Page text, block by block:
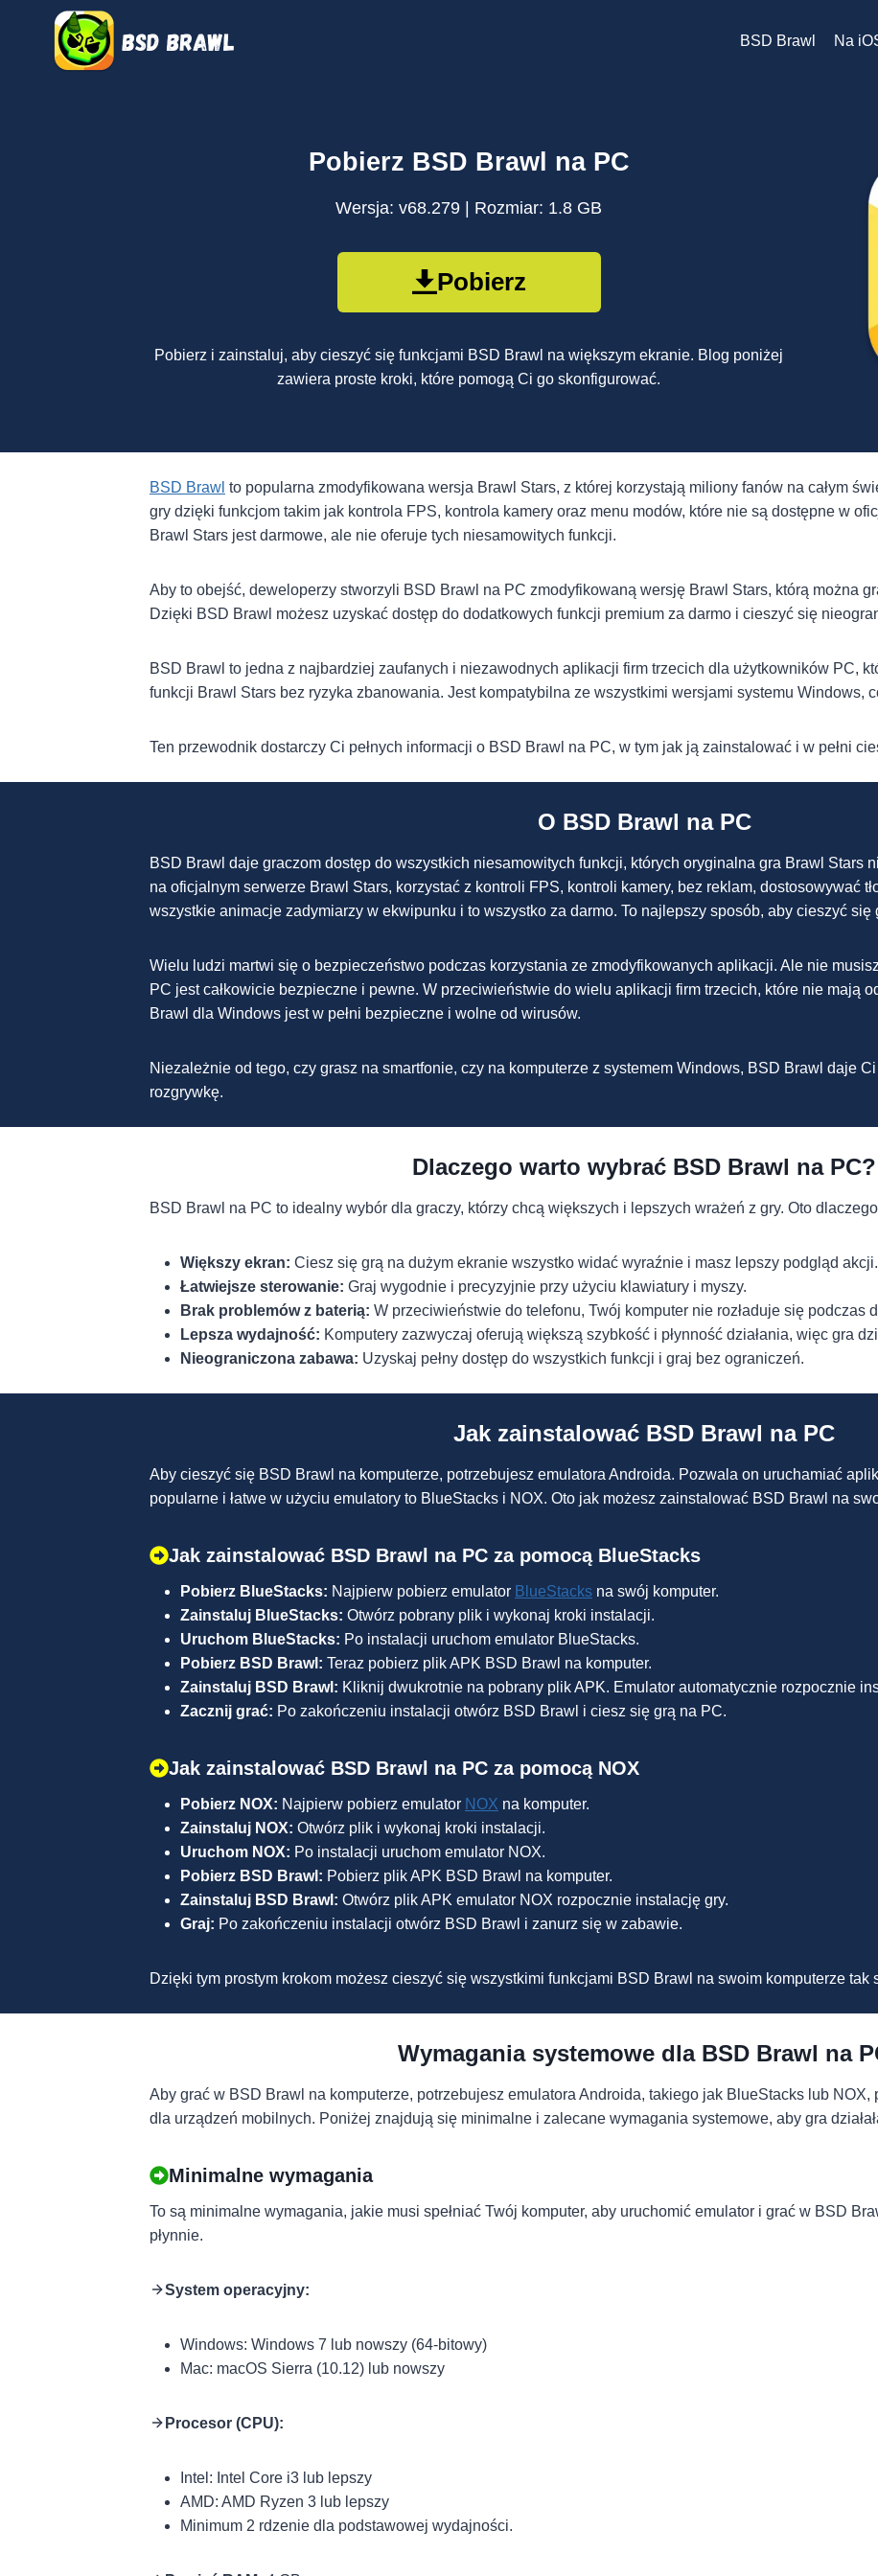
BSD Brawl Na
Pobierz BSD Brawl na PC
Wersja: v68.279 | Rozmiar: 1.8 GB
Pobierz
Pobierz i zainstaluj, aby cieszyć się funkcjami BSD Brawl na większym ekranie. Blog poniżej
zawiera proste kroki, które pomogą Ci go skonfigurować.
BSD Brawl to popularna zmodyfikowana wersja Brawl Stars, z której korzystają miliony fanów na całym
gry dzięki funkcjom takim jak kontrola FPS, kontrola kamery oraz menu modów, które nie są dostępne w
Brawl Stars jest darmowe, ale nie oferuje tych niesamowitych funkcji.
Aby to obejść, deweloperzy stworzyli BSD Brawl na PC zmodyfikowaną wersję Brawl Stars, którą można
Dzięki BSD Brawl możesz uzyskać dostęp do dodatkowych funkcji premium za darmo i cieszyć się
BSD Brawl to jedna z najbardziej zaufanych i niezawodnych aplikacji firm trzecich dla użytkowników PC,
funkcji Brawl Stars bez ryzyka zbanowania. Jest kompatybilna ze wszystkimi wersjami systemu Windows,
Ten przewodnik dostarczy Ci pełnych informacji o BSD Brawl na PC, w tym jak ją zainstalować i w pełni
O BSD Brawl na PC
BSD Brawl daje graczom dostęp do wszystkich niesamowitych funkcji, których oryginalna gra Brawl Stars
na oficjalnym serwerze Brawl Stars, korzystać z kontroli FPS, kontroli kamery, bez reklam, dostosowywać
wszystkie animacje zadymiarzy w ekwipunku i to wszystko za darmo. To najlepszy sposób, aby cieszyć się
Wielu ludzi martwi się o bezpieczeństwo podczas korzystania ze zmodyfikowanych aplikacji. Ale nie
PC jest całkowicie bezpieczne i pewne. W przeciwieństwie do wielu aplikacji firm trzecich, które nie mają
Brawl dla Windows jest w pełni bezpieczne i wolne od wirusów.
Niezależnie od tego, czy grasz na smartfonie, czy na komputerze z systemem Windows, BSD Brawl daje
rozgrywkę.
Dlaczego warto wybrać BSD Brawl na PC?
BSD Brawl na PC to idealny wybór dla graczy, którzy chcą większych i lepszych wrażeń z gry. Oto
Większy ekran: Ciesz się grą na dużym ekranie wszystko widać wyraźnie i masz lepszy podgląd akcji.
Łatwiejsze sterowanie: Graj wygodnie i precyzyjnie przy użyciu klawiatury i myszy.
Brak problemów z baterią: W przeciwieństwie do telefonu, Twój komputer nie rozładuje się podczas
Lepsza wydajność: Komputery zazwyczaj oferują większą szybkość i płynność działania, więc gra
Nieograniczona zabawa: Uzyskaj pełny dostęp do wszystkich funkcji i graj bez ograniczeń.
Jak zainstalować BSD Brawl na PC
Aby cieszyć się BSD Brawl na komputerze, potrzebujesz emulatora Androida. Pozwala on uruchamiać
popularne i łatwe w użyciu emulatory to BlueStacks i NOX. Oto jak możesz zainstalować BSD Brawl na
Jak zainstalować BSD Brawl na PC za pomocą BlueStacks
Pobierz BlueStacks: Najpierw pobierz emulator BlueStacks na swój komputer.
Zainstaluj BlueStacks: Otwórz pobrany plik i wykonaj kroki instalacji.
Uruchom BlueStacks: Po instalacji uruchom emulator BlueStacks.
Pobierz BSD Brawl: Teraz pobierz plik APK BSD Brawl na komputer.
Zainstaluj BSD Brawl: Kliknij dwukrotnie na pobrany plik APK. Emulator automatycznie rozpocznie
Zacznij grać: Po zakończeniu instalacji otwórz BSD Brawl i ciesz się grą na PC.
Jak zainstalować BSD Brawl na PC za pomocą NOX
Pobierz NOX: Najpierw pobierz emulator NOX na komputer.
Zainstaluj NOX: Otwórz plik i wykonaj kroki instalacji.
Uruchom NOX: Po instalacji uruchom emulator NOX.
Pobierz BSD Brawl: Pobierz plik APK BSD Brawl na komputer.
Zainstaluj BSD Brawl: Otwórz plik APK emulator NOX rozpocznie instalację gry.
Graj: Po zakończeniu instalacji otwórz BSD Brawl i zanurz się w zabawie.
Dzięki tym prostym krokom możesz cieszyć się wszystkimi funkcjami BSD Brawl na swoim komputerze tak
Wymagania systemowe dla BSD Brawl na
Aby grać w BSD Brawl na komputerze, potrzebujesz emulatora Androida, takiego jak BlueStacks lub NOX,
dla urządzeń mobilnych. Poniżej znajdują się minimalne i zalecane wymagania systemowe, aby gra
Minimalne wymagania
To są minimalne wymagania, jakie musi spełniać Twój komputer, aby uruchomić emulator i grać w BSD
płynnie.
System operacyjny:
Windows: Windows 7 lub nowszy (64-bitowy)
Mac: macOS Sierra (10.12) lub nowszy
Procesor (CPU):
Intel: Intel Core i3 lub lepszy
AMD: AMD Ryzen 3 lub lepszy
Minimum 2 rdzenie dla podstawowej wydajności.